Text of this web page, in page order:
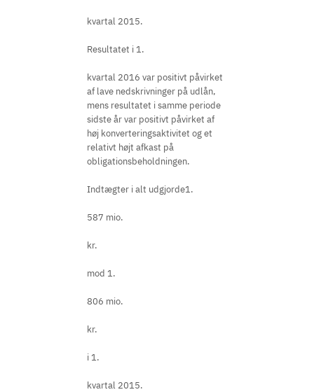
kvartal 2015.
Resultatet i 1.
kvartal 2016 var positivt påvirket
af lave nedskrivninger på udlån,
mens resultatet i samme periode
sidste år var positivt påvirket af
høj konverteringsaktivitet og et
relativt højt afkast på
obligationsbeholdningen.
Indtægter i alt udgjorde1.
587 mio.
kr.
mod 1.
806 mio.
kr.
i 1.
kvartal 2015.